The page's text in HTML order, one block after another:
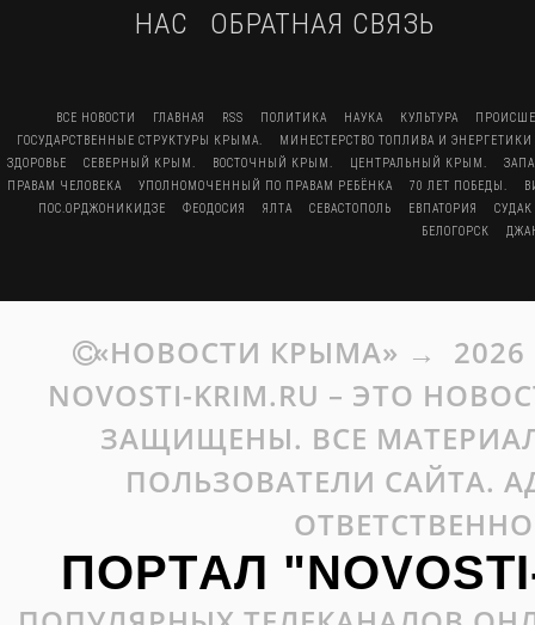
НАС
ОБРАТНАЯ СВЯЗЬ
ВСЕ НОВОСТИ ГЛАВНАЯ RSS ПОЛИТИКА НАУКА КУЛЬТУРА
ГОСУДАРСТВЕННЫЕ СТРУКТУРЫ КРЫМА.
МИНЕСТЕРСТВО ТОПЛИВА И
ЗДОРОВЬЕ
СЕВЕРНЫЙ КРЫМ. ВОСТОЧНЫЙ КРЫМ. ЦЕНТРАЛЬНЫЙ КРЫМ.
ПРАВАМ ЧЕЛОВЕКА
УПОЛНОМОЧЕННЫЙ ПО ПРАВАМ РЕБЁНКА 70 ЛЕТ ПОБЕДЫ.
ПОС.ОРДЖОНИКИДЗЕ
ФЕОДОСИЯ ЯЛТА СЕВАСТОПОЛЬ ЕВПАТОРИЯ
СУДАК
БЕЛОГОРСК
«НОВОСТИ КРЫМА» → 2026
NOVOSTI-KRIM.RU – ЭТО
ЗАЩИЩЕНЫ. ВСЕ
ПОЛЬЗОВАТЕЛИ САЙТА.
ПОРТАЛ